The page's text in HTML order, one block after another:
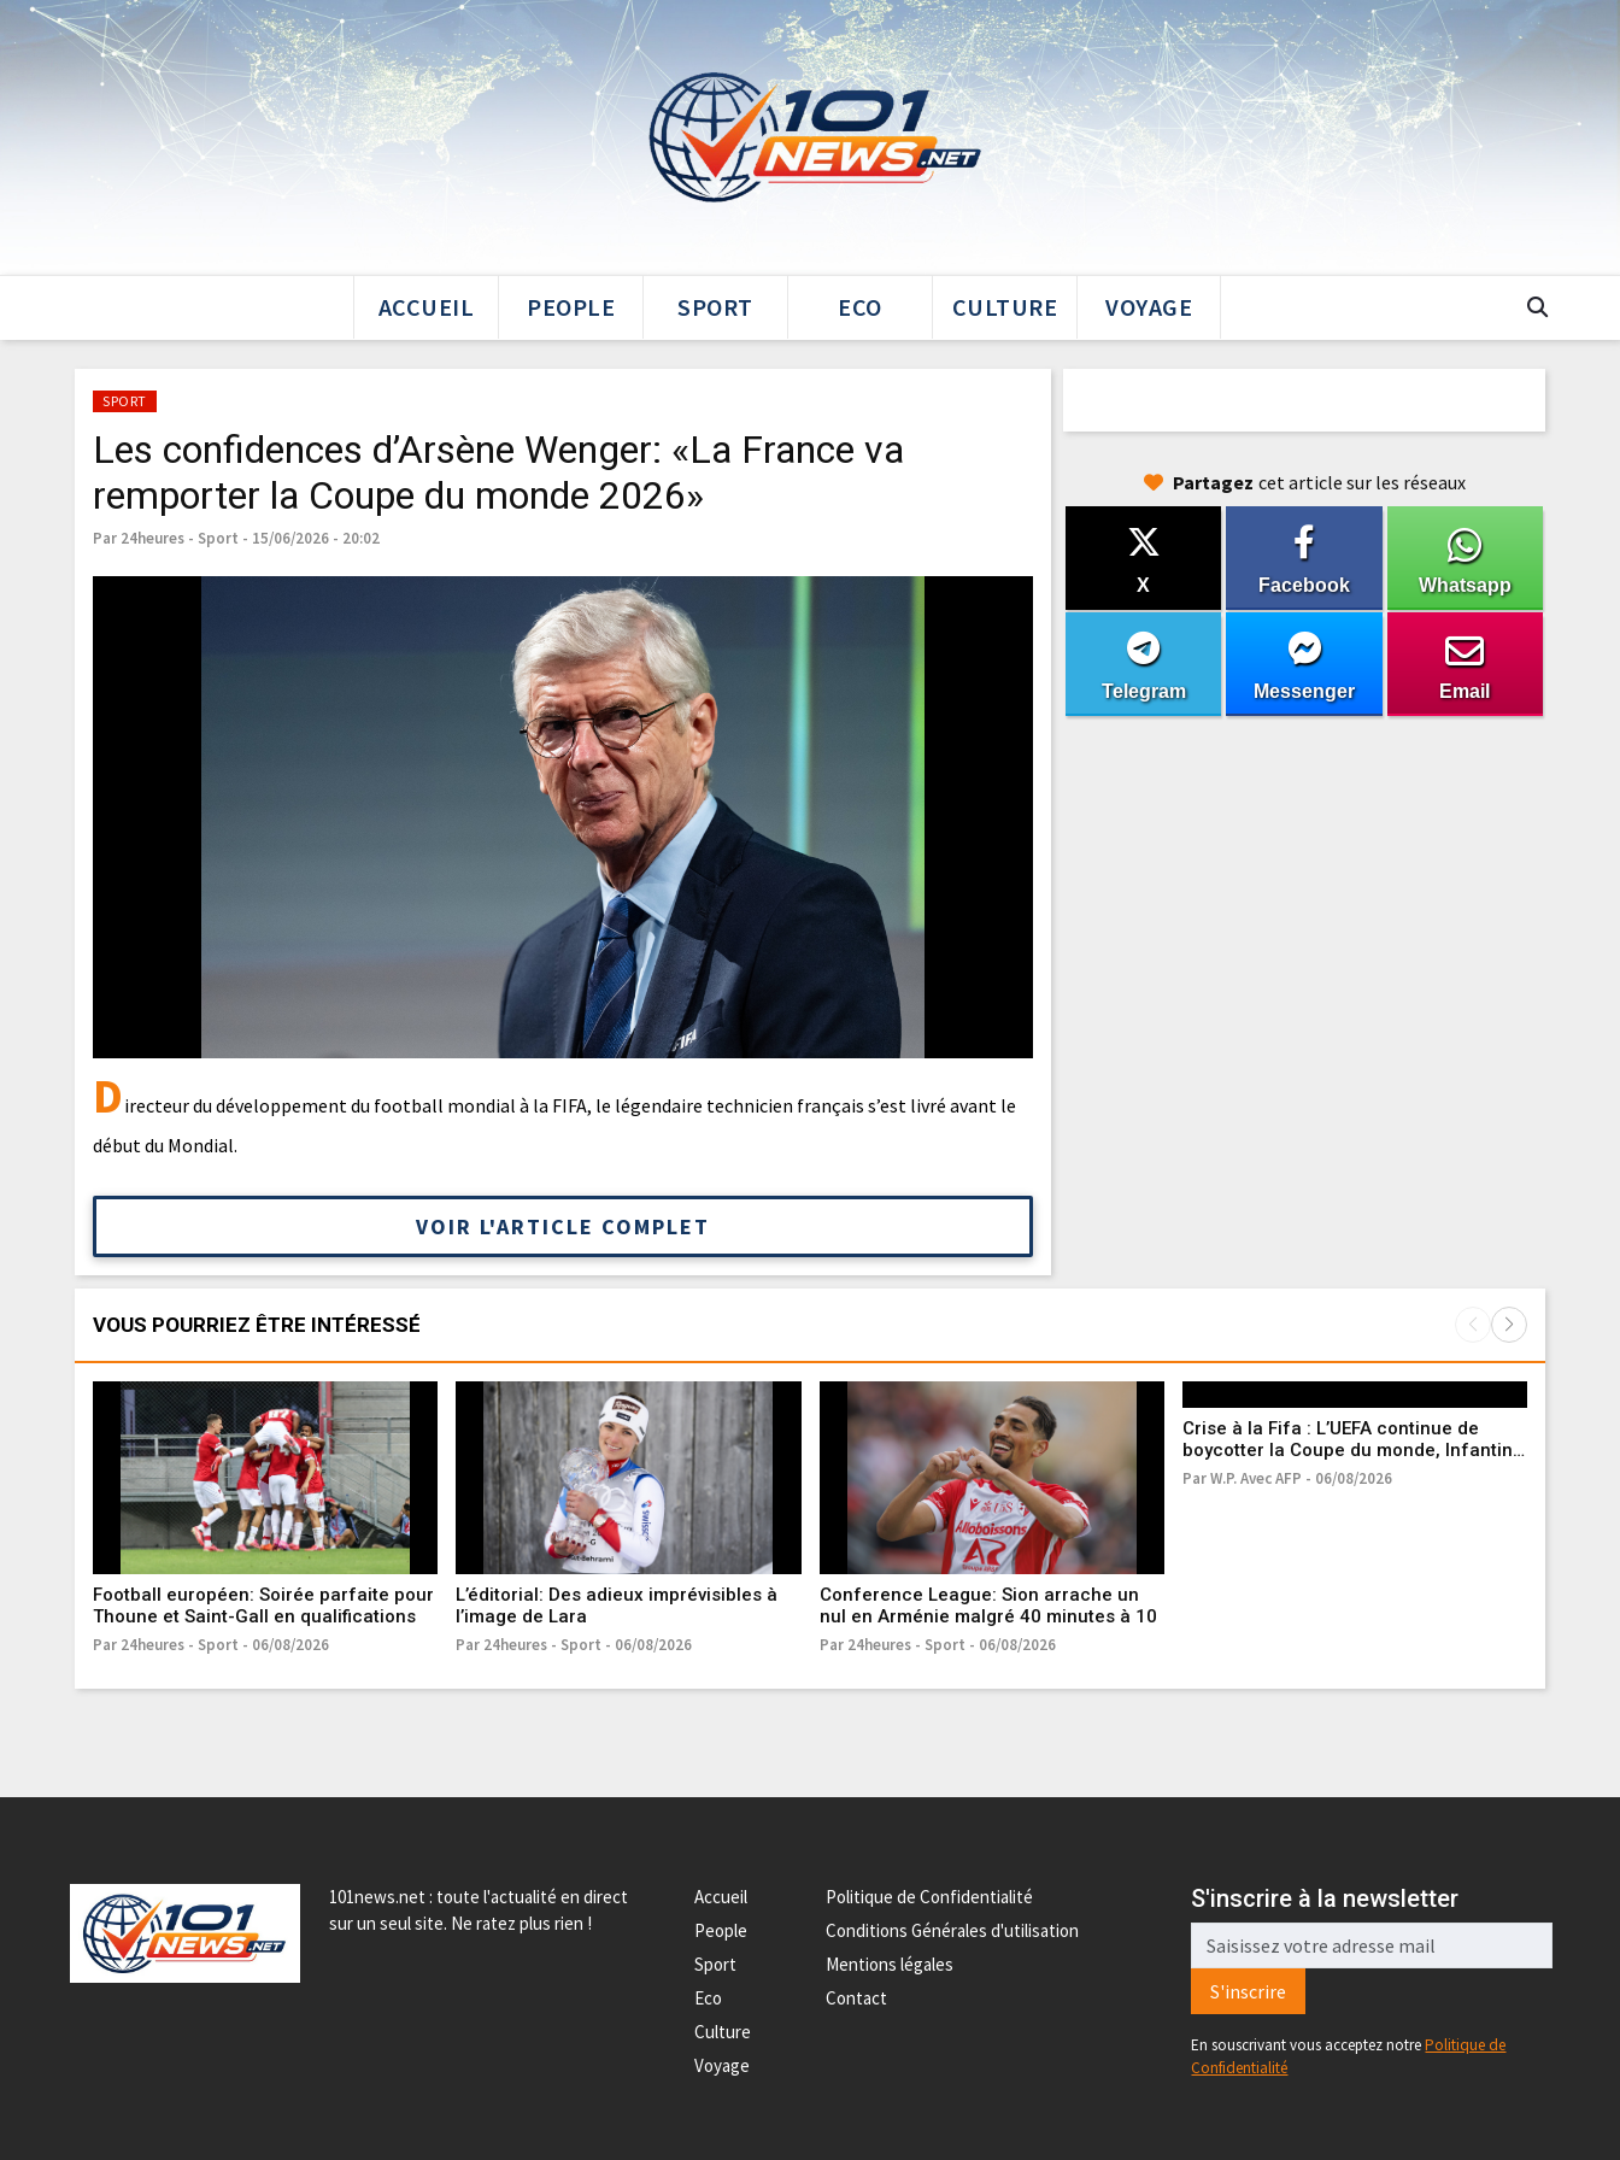
ACCUEIL PEOPLE SPORT ECO CULTURE VOYAGE
SPORT
Les confidences d’Arsène Wenger: «La France va
remporter la Coupe du monde 2026»
Par 24heures - Sport - 15/06/2026 - 20:02
Directeur du développement du football mondial à la FIFA, le légendaire technicien français s’est livré avant le
début du Mondial.
VOIR L'ARTICLE COMPLET
Partagez cet article sur les réseaux
X Facebook Whatsapp
Telegram Messenger Email
VOUS POURRIEZ ÊTRE INTÉRESSÉ
Football européen: Soirée parfaite pour
Thoune et Saint-Gall en qualifications
Par 24heures - Sport - 06/08/2026
L’éditorial: Des adieux imprévisibles à
l’image de Lara
Par 24heures - Sport - 06/08/2026
Conference League: Sion arrache un
nul en Arménie malgré 40 minutes à 10
Par 24heures - Sport - 06/08/2026
Crise à la Fifa : L’UEFA continue de
boycotter la Coupe du monde, Infantino
toujours sous pression
Par W.P. Avec AFP - 06/08/2026
101news.net : toute l'actualité en direct
sur un seul site. Ne ratez plus rien !
Accueil
People
Sport
Eco
Culture
Voyage
Politique de Confidentialité
Conditions Générales d'utilisation
Mentions légales
Contact
S'inscrire à la newsletter
S'inscrire
En souscrivant vous acceptez notrePolitique de
Confidentialité